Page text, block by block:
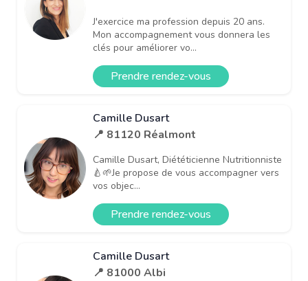
J'exercice ma profession depuis 20 ans.
Mon accompagnement vous donnera les
clés pour améliorer vo...
Prendre rendez-vous
Camille Dusart
📍 81120 Réalmont
Camille Dusart, Diététicienne Nutritionniste
🍐🌱Je propose de vous accompagner vers
vos objec...
Prendre rendez-vous
Camille Dusart
📍 81000 Albi